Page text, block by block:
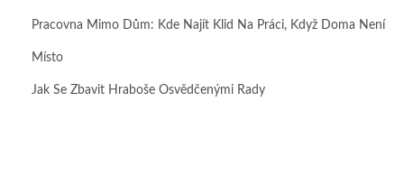
Pracovna Mimo Dům: Kde Najít Klid Na Práci, Když Doma Není
Místo
Jak Se Zbavit Hraboše Osvědčenými Rady